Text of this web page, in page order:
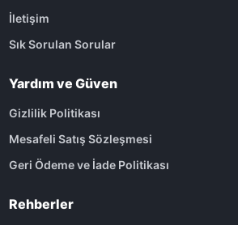
İletişim
Sık Sorulan Sorular
Yardım ve Güven
Gizlilik Politikası
Mesafeli Satış Sözleşmesi
Geri Ödeme ve İade Politikası
Rehberler